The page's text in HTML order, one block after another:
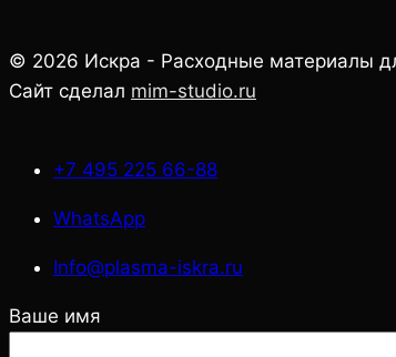
© 2026 Искра - Расходные материалы
Сайт сделал mim-studio.ru
+7 495 225 66-88
WhatsApp
Info@plasma-iskra.ru
Ваше имя